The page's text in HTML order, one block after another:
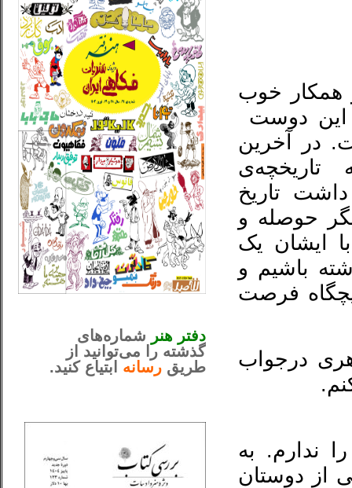
همکار خوب
این دوست
در آخرین
تاریخ
حوصله‌ و
ایشان یک
باشیم و
فرصت
درجواب
ندارم. به
از دوستان
دفتر هنر شماره‌های
گذشته را می‌توانید از
طریق رسانه ابتیاع کنید.